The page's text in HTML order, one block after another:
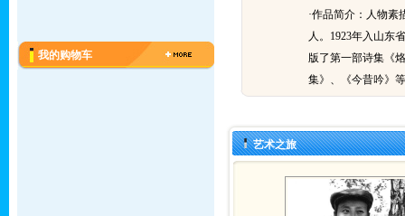
我的购物车
·作品简介： 人物
人。1923年入山东
版了第一部诗集《
集》、《今昔吟》
艺术之旅